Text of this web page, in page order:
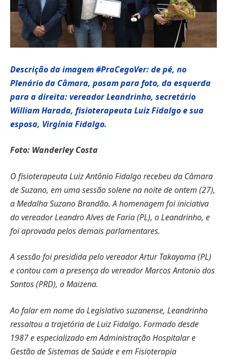
Descrição da imagem #PraCegoVer: de pé, no
Plenário da Câmara, posam para foto, da esquerda
para a direita: vereador Leandrinho, secretário
William Harada, fisioterapeuta Luiz Fidalgo e sua
esposa, Virgínia Fidalgo.
Foto: Wanderley Costa
O fisioterapeuta Luiz Antônio Fidalgo recebeu da Câmara
de Suzano, em uma sessão solene na noite de ontem (27),
a Medalha Suzano Brandão. A homenagem foi iniciativa
do vereador Leandro Alves de Faria (PL), o Leandrinho, e
foi aprovada pelos demais parlamentares.
A sessão foi presidida pelo vereador Artur Takayama (PL)
e contou com a presença do vereador Marcos Antonio dos
Santos (PRD), o Maizena.
Ao falar em nome do Legislativo suzanense, Leandrinho
ressaltou a trajetória de Luiz Fidalgo. Formado desde
1987 e especializado em Administração Hospitalar e
Gestão de Sistemas de Saúde e em Fisioterapia